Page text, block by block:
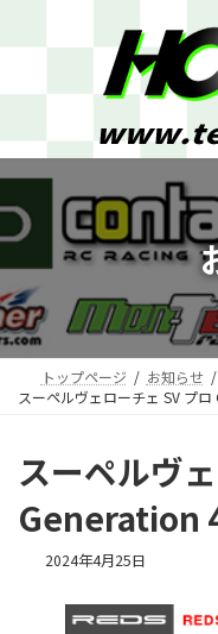
ス
キ
ッ
ン
に
移
トップページ お知らせ
スーペルヴェローチェ SV プ
スーペルヴ
Generation
2024年4月25日